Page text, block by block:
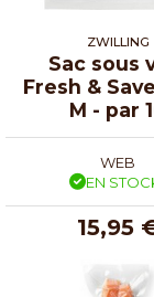
ZWILLING
Sac sous
Fresh &
M - par
WEB
EN
15,95